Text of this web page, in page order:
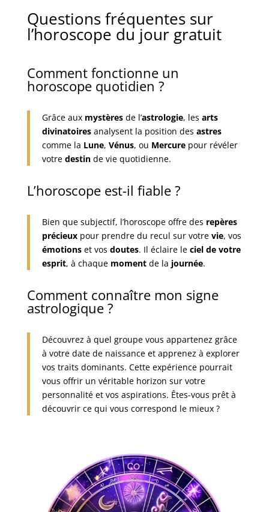
Questions fréquentes sur
l’horoscope du jour gratuit
Comment fonctionne un
horoscope quotidien ?
Grâce aux mystèresde l’astrologie, les arts
divinatoiresanalysent la position des astres
comme la Lune, Vénus, ou Mercurepour révéler
votre destinde vie quotidienne.
L’horoscope est-il fiable ?
Bien que subjectif, l’horoscope offre des repères
précieuxpour prendre du recul sur votre vie, vos
émotionset vos doutes. Il éclaire le ciel de votre
esprit, à chaque momentde la journée.
Comment connaître mon signe
astrologique ?
Découvrez à quel groupe vous appartenez grâce
à votre date de naissance et apprenez à explorer
vos traits dominants. Cette expérience pourrait
vous offrir un véritable horizon sur votre
personnalité et vos aspirations. Êtes-vous prêt à
découvrir ce qui vous correspond le mieux ?